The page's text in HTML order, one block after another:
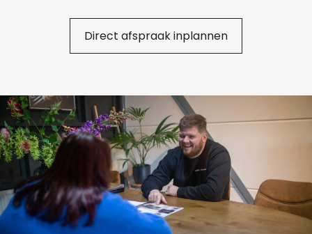
Direct afspraak inplannen